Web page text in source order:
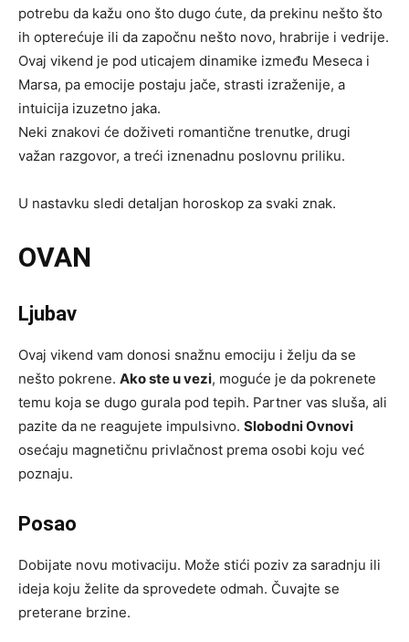
potrebu da kažu ono što dugo ćute, da prekinu nešto što
ih opterećuje ili da započnu nešto novo, hrabrije i vedrije.
Ovaj vikend je pod uticajem dinamike između Meseca i
Marsa, pa emocije postaju jače, strasti izraženije, a
intuicija izuzetno jaka.
Neki znakovi će doživeti romantične trenutke, drugi
važan razgovor, a treći iznenadnu poslovnu priliku.
U nastavku sledi detaljan horoskop za svaki znak.
OVAN
Ljubav
Ovaj vikend vam donosi snažnu emociju i želju da se
nešto pokrene. Ako ste u vezi, moguće je da pokrenete
temu koja se dugo gurala pod tepih. Partner vas sluša, ali
pazite da ne reagujete impulsivno. Slobodni Ovnovi
osećaju magnetičnu privlačnost prema osobi koju već
poznaju.
Posao
Dobijate novu motivaciju. Može stići poziv za saradnju ili
ideja koju želite da sprovedete odmah. Čuvajte se
preterane brzine.